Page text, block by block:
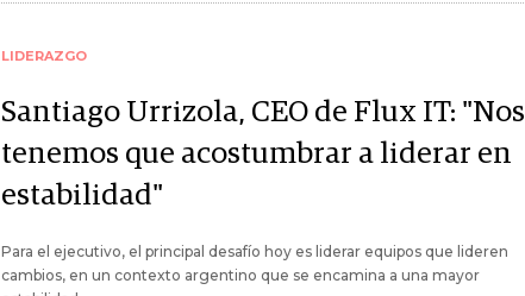
LIDERAZGO
Santiago Urrizola, CEO de Flux IT: "Nos
tenemos que acostumbrar a liderar en
estabilidad"
Para el ejecutivo, el principal desafío hoy es liderar equipos que lideren
cambios, en un contexto argentino que se encamina a una mayor